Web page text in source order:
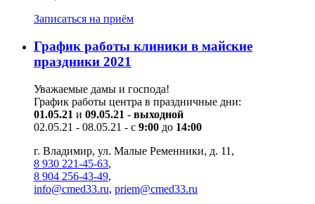
Записаться на приём
График работы клиники в майские
праздники 2021
Уважаемые дамы и господа!
График работы центра в праздничные дни:
01.05.21 и 09.05.21 - выходной
02.05.21 - 08.05.21 - с 9:00 до 14:00
г. Владимир, ул. Малые Ременники, д. 11,
8 930 221-45-63,
8 904 256-43-49,
info@cmed33.ru, priem@cmed33.ru